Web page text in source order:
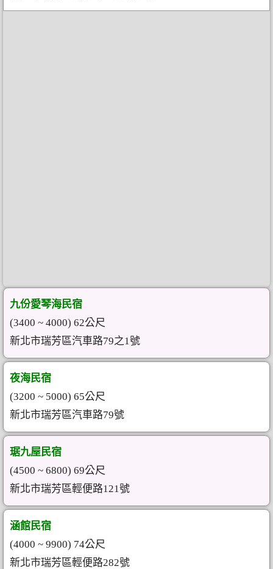
九份愛琴海民宿
(3400 ~ 4000) 62公尺
新北市瑞芳區汽車路79之1號
夜海民宿
(3200 ~ 5000) 65公尺
新北市瑞芳區汽車路79號
琚九屋民宿
(4500 ~ 6800) 69公尺
新北市瑞芳區輕便路121號
涵館民宿
(4000 ~ 9900) 74公尺
新北市瑞芳區輕便路282號